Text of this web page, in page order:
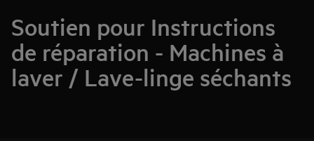
Soutien pour Instructions
de réparation - Machines à
laver / Lave-linge séchants